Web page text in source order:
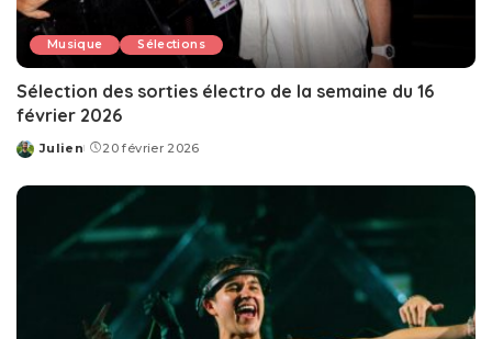
Musique Sélections
Sélection des sorties électro de la semaine du 16
février 2026
Posted
Julien 20 février 2026